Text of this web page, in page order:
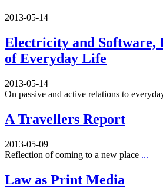
2013-05-14
Electricity and Software,
of Everyday Life
2013-05-14
On passive and active relations to
A Travellers Report
2013-05-09
Reflection of coming to a new place ...
Law as Print Media